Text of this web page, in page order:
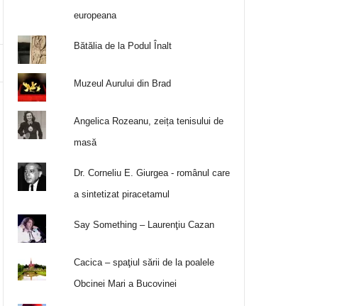
europeana
Bătălia de la Podul Înalt
Muzeul Aurului din Brad
Angelica Rozeanu, zeița tenisului de
masă
Dr. Corneliu E. Giurgea - românul care
a sintetizat piracetamul
Say Something – Laurenţiu Cazan
Cacica – spaţiul sării de la poalele
Obcinei Mari a Bucovinei